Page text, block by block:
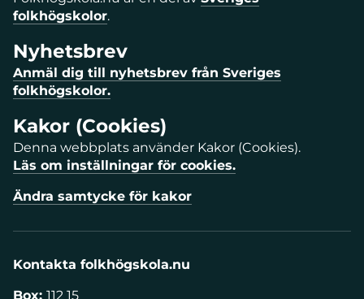
folkhögskolor.
Nyhetsbrev
Anmäl dig till nyhetsbrev från Sveriges
folkhögskolor.
Kakor (Cookies)
Denna webbplats använder Kakor (Cookies).
Läs om inställningar för cookies.
Ändra samtycke för kakor
Kontakta folkhögskola.nu
Box: 112 15